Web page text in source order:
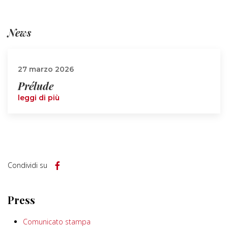
News
27 marzo 2026
Prélude
leggi di più
Condividi su
Press
Comunicato stampa